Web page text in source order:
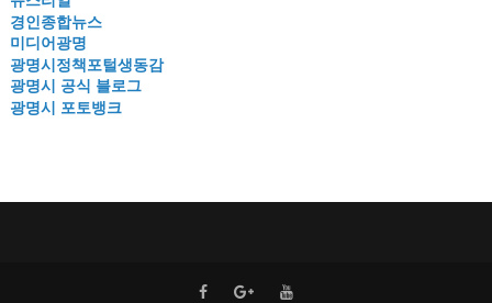
경인종합뉴스
미디어광명
광명시정책포털생동감
광명시 공식 블로그
광명시 포토뱅크